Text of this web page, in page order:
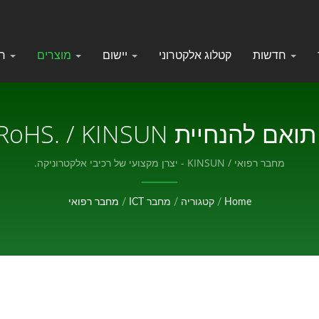
קטלוג אלקטרוני
אלקטרוניקה. מחבר רפואי / KINSUN - יצרן מקצועי של רכיבי אלקטרוניקה.
Home
/ קטגוריה / מחבר ICT / מחבר רפואי